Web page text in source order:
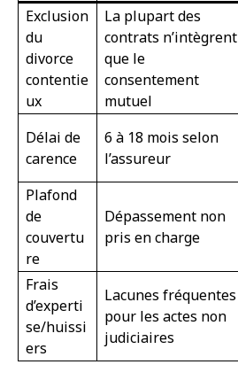
Exclusion
du
divorce
contentie
ux
La plupart des
contrats n’intègrent
que le
consentement
mutuel
Délai de
carence
6 à 18 mois selon
l’assureur
Plafond
de
couvertu
re
Dépassement non
pris en charge
Frais
d’experti
se/huissi
ers
Lacunes fréquentes
pour les actes non
judiciaires